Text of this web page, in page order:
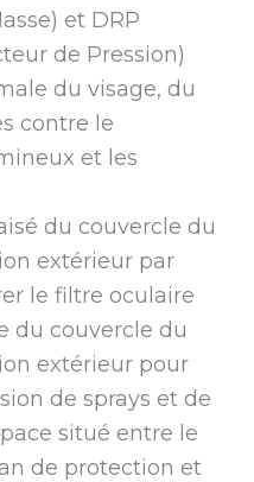
et DRP
de Pression)
du visage, du
contre le
et les
du couvercle du
extérieur par
le filtre oculaire
du couvercle du
extérieur pour
de sprays et de
situé entre le
de protection et